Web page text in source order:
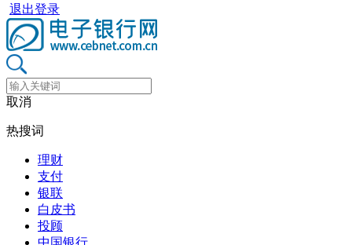
退出登录
取消
热搜词
理财
支付
银联
白皮书
投顾
中国银行